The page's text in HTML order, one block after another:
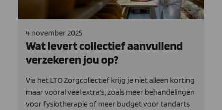
4 november 2025
Wat levert collectief aanvullend
verzekeren jou op?
Via het LTO Zorgcollectief krijg je niet alleen korting
maar vooral veel extra's; zoals meer behandelingen
voor fysiotherapie of meer budget voor tandarts